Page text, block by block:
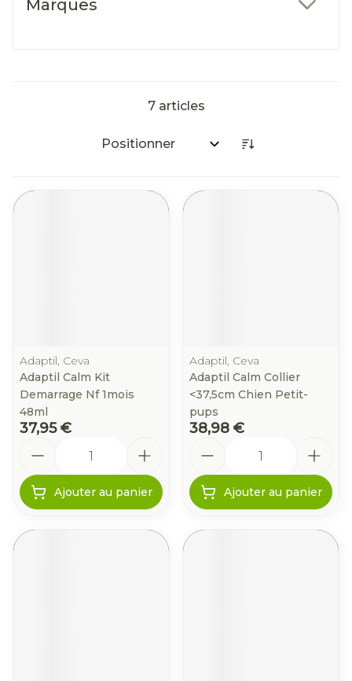
Marques
7articles
Trier par:
Adaptil, Ceva
Adaptil Calm Kit
Demarrage Nf 1mois
48ml
37,95 €
Ajouter au panier
Adaptil, Ceva
Adaptil Calm Collier
<37,5cm Chien Petit-
pups
38,98 €
Ajouter au panier